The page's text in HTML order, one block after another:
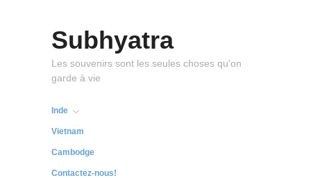
Subhyatra
Les souvenirs sont les seules choses qu'on
garde à vie
Inde
Vietnam
Cambodge
Contactez-nous!